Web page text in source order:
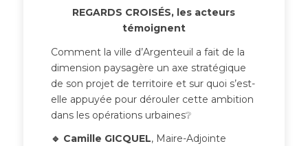
REGARDS CROISÉS, les acteurs
témoignent
Comment la ville d’Argenteuil a fait de la
dimension paysagère un axe stratégique
de son projet de territoire et sur quoi s’est-
elle appuyée pour dérouler cette ambition
dans les opérations urbaines❔
🔹 Camille GICQUEL, Maire-Adjointe